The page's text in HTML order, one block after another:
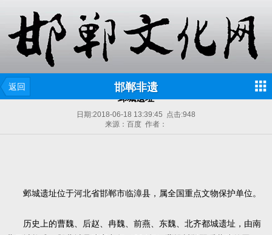
返回 邯郸非遗
邺城遗址
日期:2018-06-18 13:39:45 点击:948
来源：百度 作者：
邺城遗址位于河北省邯郸市临漳县，属全国重点文物保护单位。
历史上的曹魏、后赵、冉魏、前燕、东魏、北齐都城遗址，由南